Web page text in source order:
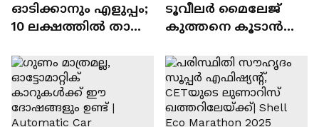
ഓടിക്കാനും എളുപ്പം;
10 ലക്ഷത്തിൽ താഴെ
ഓട്ടോമാറ്റിക്ക്
എസ്‍യുവികൾ
ടൂവീലർ മൈലേജ്
കുത്തനെ കൂടാൻ